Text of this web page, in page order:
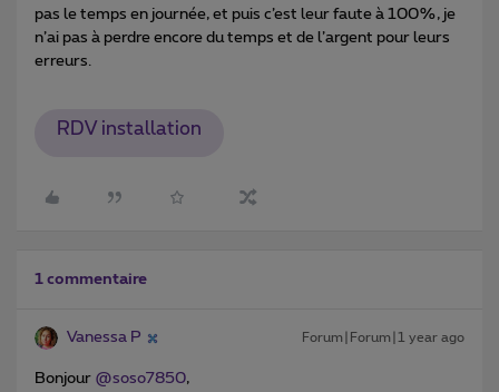
pas le temps en journée, et puis c’est leur faute à 100%, je
n’ai pas à perdre encore du temps et de l’argent pour leurs
erreurs.
RDV installation
1 commentaire
Vanessa P Forum|Forum|1 year ago
Bonjour ​ @soso7850,